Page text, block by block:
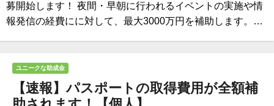
募開始します！ 夜間・早朝に行われるイベントの実施や情
報発信の経費にに対して、最大3000万円を補助します。…
ユニークな助成金
【速報】パスポートの取得費用が全額補